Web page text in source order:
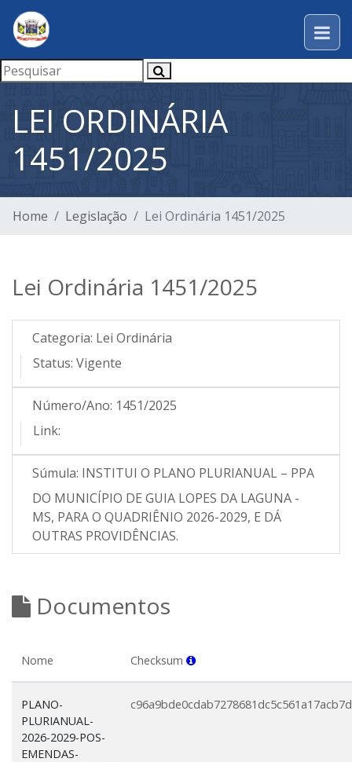
LEI ORDINÁRIA
1451/2025
Home Legislação Lei Ordinária 1451/2025
Lei Ordinária 1451/2025
Categoria: Lei Ordinária
Status: Vigente
Número/Ano: 1451/2025
Link:
Súmula: INSTITUI O PLANO PLURIANUAL – PPA
DO MUNICÍPIO DE GUIA LOPES DA LAGUNA -
MS, PARA O QUADRIÊNIO 2026-2029, E DÁ
OUTRAS PROVIDÊNCIAS.
Documentos
Nome Checksum
PLANO-
PLURIANUAL-
2026-2029-POS-
EMENDAS-